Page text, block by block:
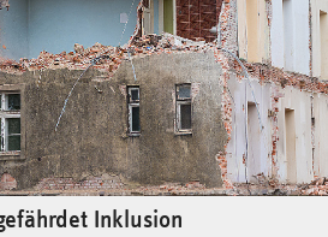
Inklusion